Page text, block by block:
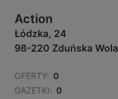
Action
Łódzka, 24
98-220 Zduńska Wola
OFERTY: 0
GAZETKI: 0